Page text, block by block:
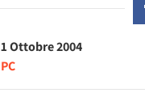
1 Ottobre 2004
PC